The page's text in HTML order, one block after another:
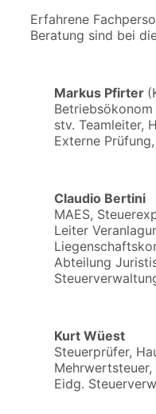
Erfahrene
Beratung sind bei
Markus Pfirter
stv. Teamleiter,
Externe
Claudio Bertini
MAES,
Leiter
Abteilung
Kurt Wüest
Steuerprüfer,
Mehrwertsteuer,
Eidg.